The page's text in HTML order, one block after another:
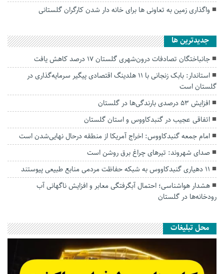
واگذاری زمین به تعاونی ها برای خانه دار شدن کارگران گلستانی
جديدترين ها
جانباختگان تصادفات درون‌شهری گلستان ۱۷ درصد کاهش یافت
استاندار: بابک زنجانی با ۱۱ هلدینگ اقتصادی پیگیر سرمایه‌گذاری در
گلستان است
افزایش ۵۳ درصدی بارندگی‌ها در گلستان
اتفاقی عجیب در‌ گنبدکاووس و استان گلستان
امام جمعه گنبدکاووس: اخراج آمریکا از منطقه درحال نهایی‌شدن است
صدای شهروند: تیرهای چراغ برق روشن است
۱۱ دهیاری گنبدکاووس به شبکه حفاظت مردمی منابع طبیعی پیوستند
هشدار هواشناسی؛ احتمال آبگرفتگی معابر و افزایش ناگهانی آب
رودخانه‌ها در گلستان
محل تبلیغات